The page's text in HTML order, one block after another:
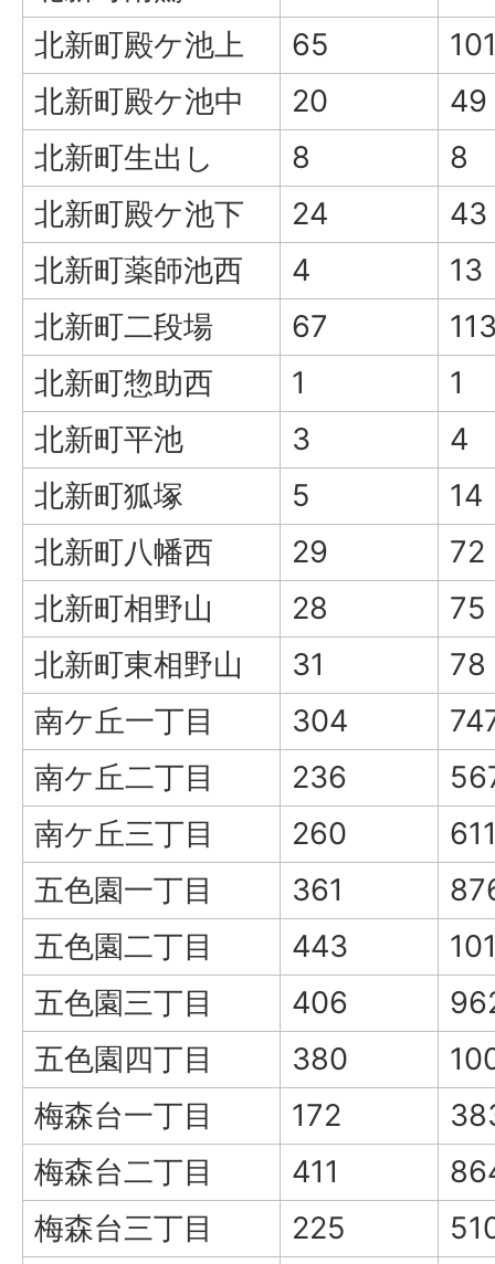
北新町殿ケ池上
65
北新町殿ケ池中
20
49
北新町生出し
8
8
北新町殿ケ池下
24
43
北新町薬師池西
4
13
北新町二段場
67
北新町惣助西
1
1
北新町平池
3
4
北新町狐塚
5
14
北新町八幡西
29
72
北新町相野山
28
75
北新町東相野山
31
78
南ケ丘一丁目
304
南ケ丘二丁目
236
南ケ丘三丁目
260
五色園一丁目
361
五色園二丁目
443
五色園三丁目
406
五色園四丁目
380
梅森台一丁目
172
梅森台二丁目
411
梅森台三丁目
225